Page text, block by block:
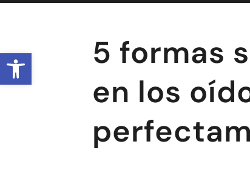
Abrir barra de herramientas
5 formas
en los